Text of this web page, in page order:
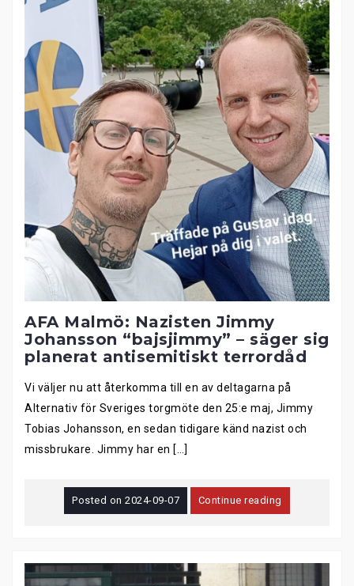
AFA Malmö: Nazisten Jimmy
Johansson “bajsjimmy” – säger sig
planerat antisemitiskt terrordåd
Vi väljer nu att återkomma till en av deltagarna på
Alternativ för Sveriges torgmöte den 25:e maj, Jimmy
Tobias Johansson, en sedan tidigare känd nazist och
missbrukare. Jimmy har en […]
Posted on2024-09-07 Continue reading